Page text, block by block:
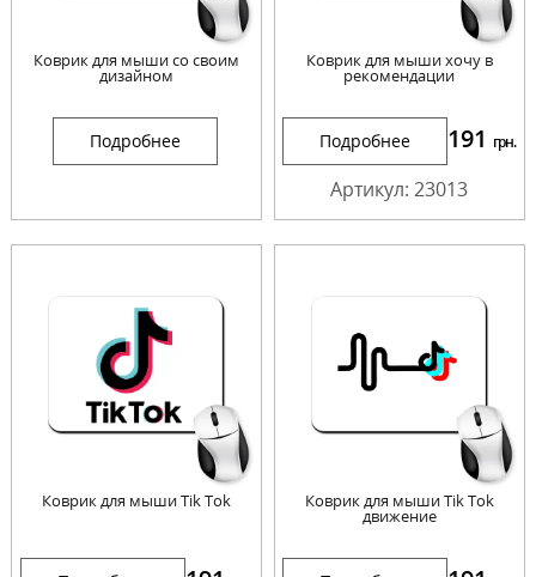
Коврик для мыши со своим
дизайном
Подробнее
Коврик для мыши хочу в
рекомендации
Подробнее 191 грн.
Артикул: 23013
Коврик для мыши Tik Tok Коврик для мыши Tik Tok
движение